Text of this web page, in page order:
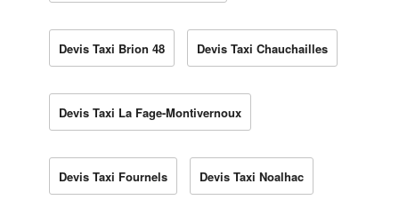
Devis Taxi Brion 48 Devis Taxi Chauchailles
Devis Taxi La Fage-Montivernoux
Devis Taxi Fournels Devis Taxi Noalhac